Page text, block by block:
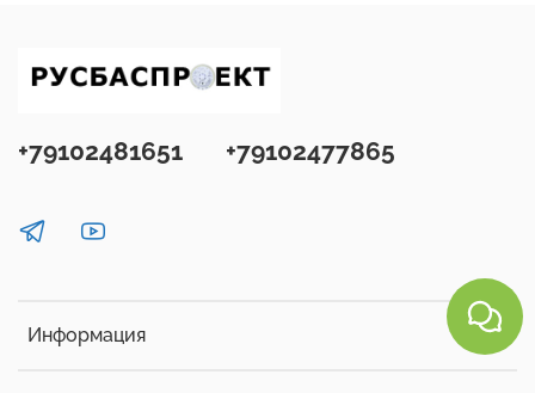
Информация
+79102481651 +79102477865